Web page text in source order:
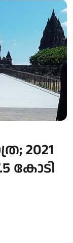
2021
കോടി